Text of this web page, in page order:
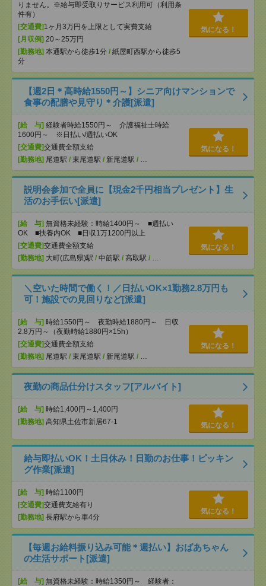
りません。※給与即受取りサービス利用可（利用条
件有）
[交通費] 1ヶ月3万円を上限として実費支給
[月収例] 20～25万円
[勤務地] 本通駅から徒歩1分 / 紙屋町西駅から徒歩5
分
気になる！
【週2日＊高時給1550円～】シニア向けマンションで
食事の配膳や見守り＊介護[派遣]
[給 与] 経験者時給1550円～ 介護福祉士時給
1600円～ ※日払い/週払いOK
[交通費]交通費全額支給
[勤務地] 尾道駅 / 東尾道駅 / 新尾道駅 / …
気になる！
説明会参加で全員に【現金2千円相当プレゼント】生
活のお手伝い[派遣]
[給 与] 無資格未経験：時給1400円～ ■週払い
OK ■扶養内OK ■日収1万1200円以上
[交通費]交通費全額支給
[勤務地] 大町(広島県)駅 / 中筋駅 / 高取駅 / …
気になる！
＼空いた時間で働く！／日払いOK×1勤務2.8万円も
可！施設での見回りなど[派遣]
[給 与] 時給1550円～ 夜勤時給1880円～ 日収
2.8万円～（夜勤時給1880円×15h）
[交通費]交通費全額支給
[勤務地] 尾道駅 / 東尾道駅 / 新尾道駅 / …
気になる！
夜勤の商品仕分けスタッフ[アルバイト]
[給 与] 時給1,400円～1,400円
[勤務地] 高知県土佐市新居67-1 気になる！
給与即払いOK！土日休み！日勤のお仕事！ピッキン
グ作業[派遣]
[給 与] 時給1100円
[交通費]交通費支給有り
[勤務地] 長府駅から車4分
気になる！
【毎週お給料振り込み可能＊週払い】おばあちゃん
の生活サポート[派遣]
[給 与] 無資格未経験：時給1350円～ 経験者：